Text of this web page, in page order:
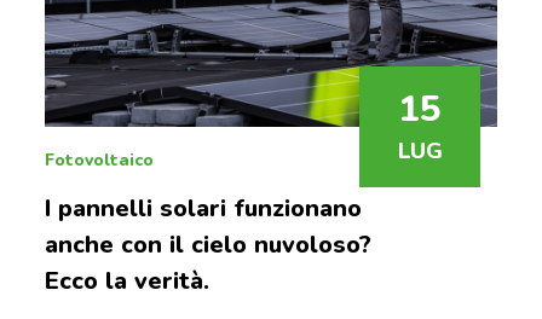
15
LUG
Fotovoltaico
I pannelli solari funzionano
anche con il cielo nuvoloso?
Ecco la verità.